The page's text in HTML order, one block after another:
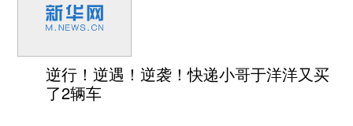
逆行！逆遇！逆袭！快递小哥于洋洋又买
了2辆车